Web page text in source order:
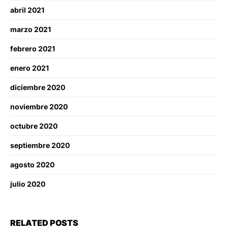
abril 2021
marzo 2021
febrero 2021
enero 2021
diciembre 2020
noviembre 2020
octubre 2020
septiembre 2020
agosto 2020
julio 2020
RELATED POSTS